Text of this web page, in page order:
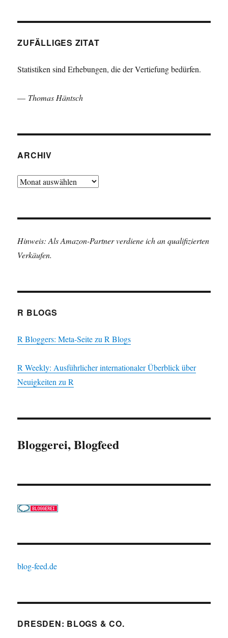
ZUFÄLLIGES ZITAT
Statistiken sind Erhebungen, die der Vertiefung bedürfen.
— Thomas Häntsch
ARCHIV
Archiv
Hinweis: Als Amazon-Partner verdiene ich an qualifizierten
Verkäufen.
R BLOGS
R Bloggers: Meta-Seite zu R Blogs
R Weekly: Ausführlicher internationaler Überblick über
Neuigkeiten zu R
Bloggerei, Blogfeed
blog-feed.de
DRESDEN: BLOGS & CO.